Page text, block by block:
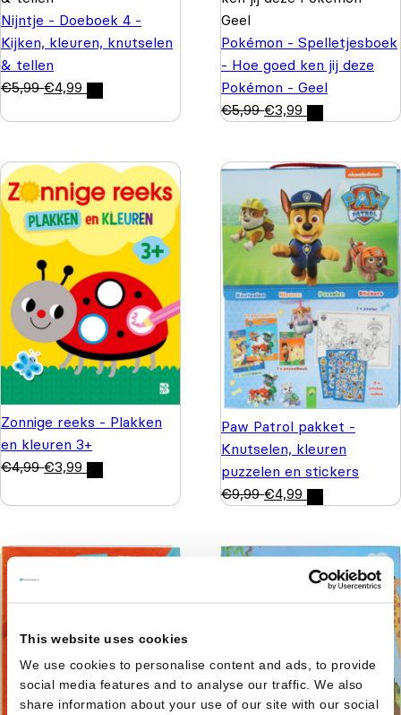
This website uses cookies
We use cookies to personalise content and ads, to provide
social media features and to analyse our traffic. We also
share information about your use of our site with our social
Nijntje - Doeboek 4 -
Kijken, kleuren, knutselen
& tellen
€5,99 €4,99
Pokémon - Spelletjesboek
- Hoe goed ken jij deze
Pokémon - Geel
€5,99 €3,99
Zonnige reeks - Plakken
en kleuren 3+
€4,99 €3,99
Paw Patrol pakket -
Knutselen, kleuren
puzzelen en stickers
€9,99 €4,99